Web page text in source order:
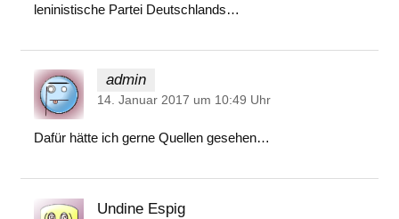
leninistische Partei Deutschlands…
admin
14. Januar 2017 um 10:49 Uhr
Dafür hätte ich gerne Quellen gesehen…
Undine Espig